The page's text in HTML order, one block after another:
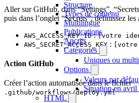
Structure
Types de contenu
Multilingue
Publications
Ancres
Catégories
Uniques ou
Options
Valeurs par
Situation en avril
HTML
Aller sur GitHub, dans “Settings”,
puis dans l’onglet “Secrets”, définissez les
AWS_ACCESS_KEY_ID:[votre
AWS_SECRET_ACCESS_KEY :
Action GitHub
Créer l’action automatisée dans le fichier
.github/workflows/deploy.yml